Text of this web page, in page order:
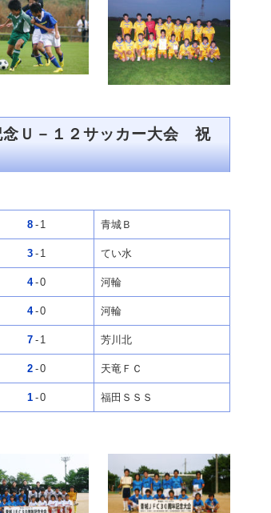
Ｕ－１２サッカー大会 祝
8 - 1 青城Ｂ
3 - 1 てい水
4-0 河輪
4-0 河輪
7 - 1 芳川北
2 -0 天竜ＦＣ
1 -0 福田ＳＳＳ